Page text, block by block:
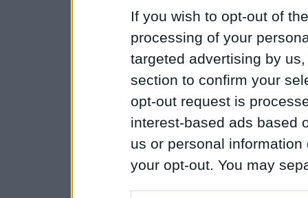
If you wish to opt-out of
processing of your
targeted advertising by
section to confirm your
opt-out request is
interest-based ads based
us or personal
your opt-out. You may